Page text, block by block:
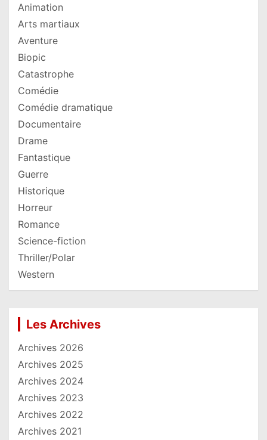
Animation
Arts martiaux
Aventure
Biopic
Catastrophe
Comédie
Comédie dramatique
Documentaire
Drame
Fantastique
Guerre
Historique
Horreur
Romance
Science-fiction
Thriller/Polar
Western
Les Archives
Archives 2026
Archives 2025
Archives 2024
Archives 2023
Archives 2022
Archives 2021